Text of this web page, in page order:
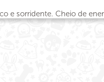
e sorridente. Cheio de